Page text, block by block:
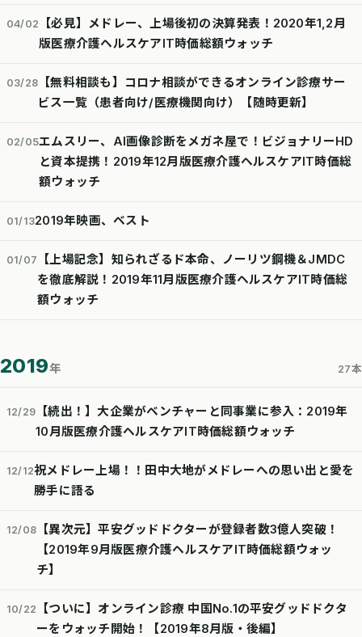
04/02
【必見】メドレー、上場後初の決算発表！2020年1,2月
版医療介護ヘルスケアIT時価総額ウォッチ
03/28
【無料相談も】コロナ相談ができるオンライン診療サー
ビス一覧（患者向け/医療機関向け）【随時更新】
02/05エムスリー、AI画像診断をメガネ屋で！ビジョナリーHD
と資本提携！2019年12月版医療介護ヘルスケアIT時価総
額ウォッチ
01/132019年映画、ベスト
01/07
【上場記念】知られざるド本命、ノーリツ鋼機＆JMDC
を徹底解説！2019年11月版医療介護ヘルスケアIT時価総
額ウォッチ
2019年 27本
12/29
【続出！】大企業がベンチャーと同事業に参入：2019年
10月版医療介護ヘルスケアIT時価総額ウォッチ
12/12祝メドレー上場！！田中大地がメドレーへの思い出と愛を
勝手に語る
12/08
【異次元】平安グッドドクターが登録者数3億人突破！
【2019年9月版医療介護ヘルスケアIT時価総額ウォッ
チ】
10/22
【ついに】オンライン診療 中国No.1の平安グッドドクタ
ーをウォッチ開始！【2019年8月版・後編】